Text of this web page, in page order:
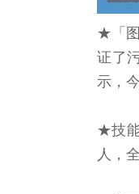
★「图
证了
示，
★技
人，